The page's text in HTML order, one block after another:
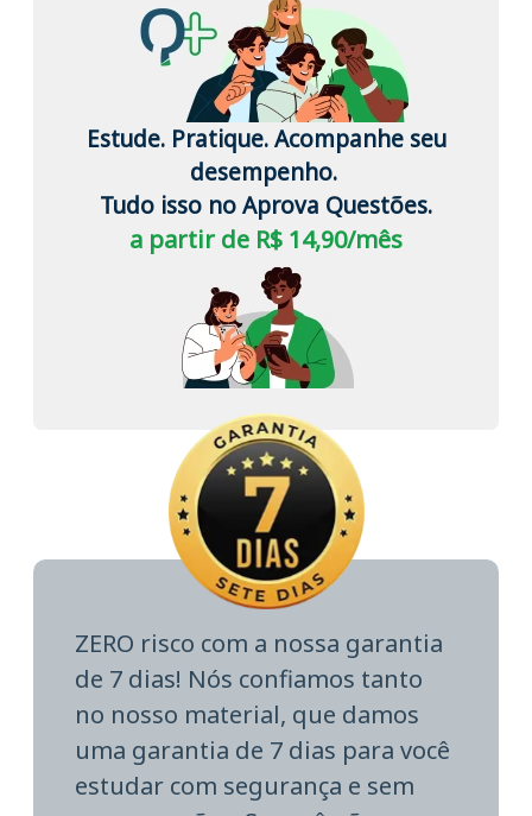
Estude. Pratique. Acompanhe seu
desempenho.
Tudo isso no Aprova Questões.
a partir de R$ 14,90/mês
ZERO risco com a nossa garantia
de 7 dias! Nós confiamos tanto
no nosso material, que damos
uma garantia de 7 dias para você
estudar com segurança e sem